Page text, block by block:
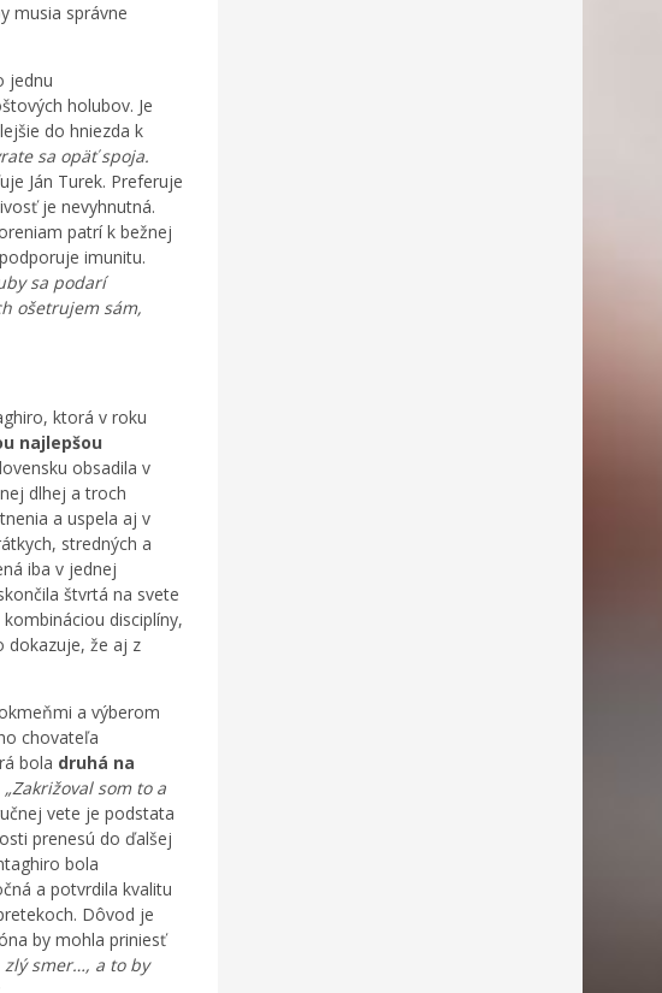
musia správne
jednu
holubov. Je
do hniezda k
sa opäť spoja.
Ján Turek. Preferuje
je nevyhnutná.
patrí k bežnej
imunitu.
sa podarí
ošetrujem sám,
ktorá v roku
najlepšou
obsadila v
dlhej a troch
a uspela aj v
stredných a
iba v jednej
štvrtá na svete
disciplíny,
dokazuje, že aj z
a výberom
chovateľa
bola druhá na
„Zakrižoval som to a
vete je podstata
prenesú do ďalšej
bola
a potvrdila kvalitu
Dôvod je
by mohla priniesť
smer…, a to by